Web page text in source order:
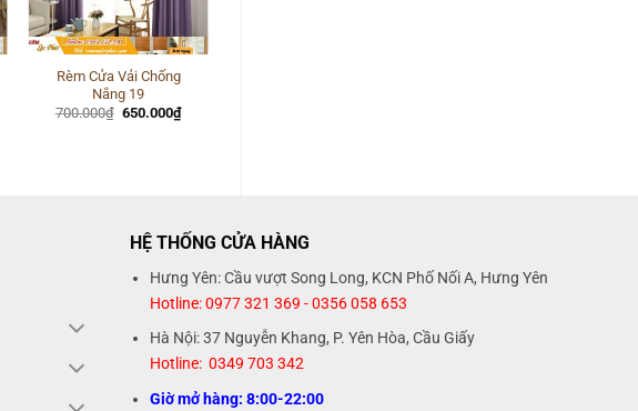
Rèm Cửa Vải Chống
Nắng 19
700.000₫ Giá
650.000₫Giá
hiện
HỆ THỐNG CỬA HÀNG
Hưng Yên: Cầu vượt Song Long, KCN Phố Nối A, Hưng Yên
Hotline: 0977 321 369 - 0356 058 653
Hà Nội: 37 Nguyễn Khang, P. Yên Hòa, Cầu Giấy
Hotline: 0349 703 342
Giờ mở hàng: 8:00-22:00